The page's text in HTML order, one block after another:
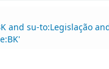
and su-to:Legislação